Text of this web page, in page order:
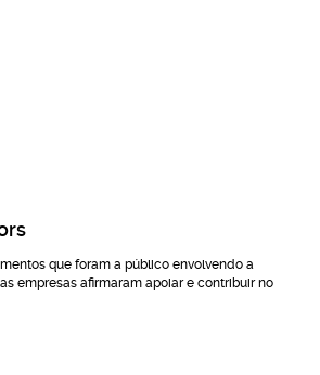
que foram a público envolvendo a
empresas afirmaram apoiar e contribuir no